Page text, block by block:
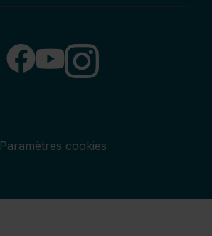
Paramètres cookies